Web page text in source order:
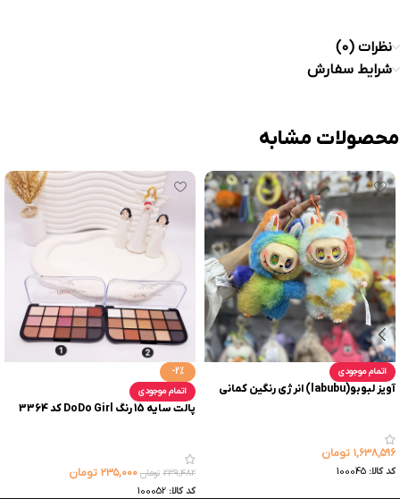
نظرات (0)
شرایط سفارش
محصولات مشابه
اتمام موجودی
آویز لبوبو(labubu) انرژی رنگین کمانی
۱,۶۳۸,۵۹۶ تومان
کد کالا: 100045
-2%
اتمام موجودی
پالت سایه 15 رنگ DoDo Girl کد 3364
۲۳۹,۴۸۲ تومان ۲۳۵,۰۰۰ تومان
کد کالا: 100052